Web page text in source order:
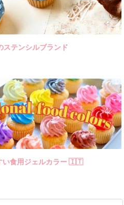
ステンシルブランド
い食用ジェルカラー 🇮🇹